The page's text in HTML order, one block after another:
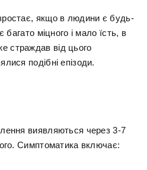
якщо в людини є будь-
багато міцного і мало їсть, в
страждав від цього
подібні епізоди.
виявляються через 3-7
Симптоматика включає: